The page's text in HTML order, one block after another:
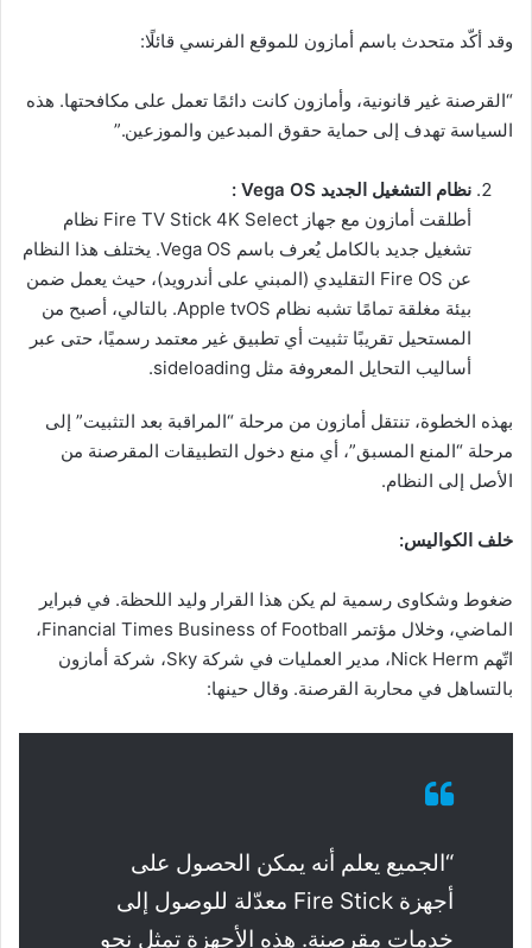
وقد أكّد متحدث باسم أمازون للموقع الفرنسي قائلًا:
“القرصنة غير قانونية، وأمازون كانت دائمًا تعمل على مكافحتها. هذه
السياسة تهدف إلى حماية حقوق المبدعين والموزعين.”
نظام التشغيل الجديد Vega OS :
أطلقت أمازون مع جهاز Fire TV Stick 4K Select نظام
تشغيل جديد بالكامل يُعرف باسم Vega OS. يختلف هذا النظام
عن Fire OS التقليدي (المبني على أندرويد)، حيث يعمل ضمن
بيئة مغلقة تمامًا تشبه نظام Apple tvOS. بالتالي، أصبح من
المستحيل تقريبًا تثبيت أي تطبيق غير معتمد رسميًا، حتى عبر
أساليب التحايل المعروفة مثل sideloading.
بهذه الخطوة، تنتقل أمازون من مرحلة “المراقبة بعد التثبيت” إلى
مرحلة “المنع المسبق”، أي منع دخول التطبيقات المقرصنة من
الأصل إلى النظام.
خلف الكواليس:
ضغوط وشكاوى رسمية لم يكن هذا القرار وليد اللحظة. في فبراير
الماضي، وخلال مؤتمر Financial Times Business of Football،
اتّهم Nick Herm، مدير العمليات في شركة Sky، شركة أمازون
بالتساهل في محاربة القرصنة. وقال حينها:
“الجميع يعلم أنه يمكن الحصول على
أجهزة Fire Stick معدّلة للوصول إلى
خدمات مقرصنة. هذه الأجهزة تمثل نحو